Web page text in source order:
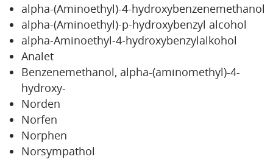
alpha-(Aminoethyl)-4-hydroxybenzenemethanol
alpha-(Aminoethyl)-p-hydroxybenzyl alcohol
alpha-Aminoethyl-4-hydroxybenzylalkohol
Analet
Benzenemethanol, alpha-(aminomethyl)-4-
hydroxy-
Norden
Norfen
Norphen
Norsympathol